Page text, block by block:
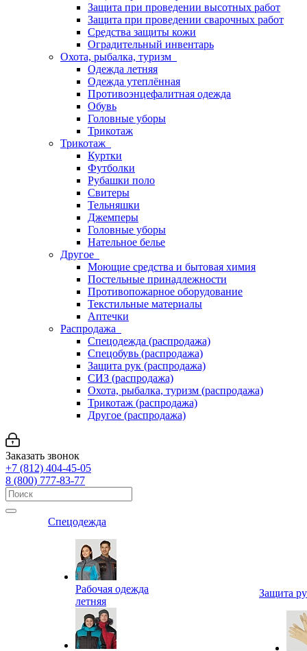
Защита при проведении высотных работ
Защита при проведении сварочных работ
Средства защиты кожи
Оградительный инвентарь
Охота, рыбалка, туризм
Одежда летняя
Одежда утеплённая
Противоэнцефалитная одежда
Обувь
Головные уборы
Трикотаж
Трикотаж
Куртки
Футболки
Рубашки поло
Свитеры
Тельняшки
Джемперы
Головные уборы
Нательное белье
Другое
Моющие средства и бытовая химия
Постельные принадлежности
Противопожарное оборудование
Текстильные материалы
Аптечки
Распродажа
Спецодежда (распродажа)
Спецобувь (распродажа)
Защита рук (распродажа)
СИЗ (распродажа)
Охота, рыбалка, туризм (распродажа)
Трикотаж (распродажа)
Другое (распродажа)
Заказать звонок
+7 (812) 404-45-05
8 (800) 777-83-77
Спецодежда
Рабочая одежда
летняя
Защита